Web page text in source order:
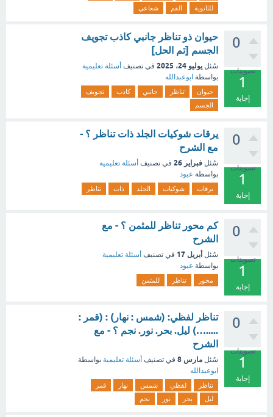
للثانوية
الفم شعاعي
0
تصويتات
1
إجابة
حيوان ذو تناظر جانبي كاذب تجويف
الجسم [تم الحل]
سُئل يوليو 24، 2025 في تصنيف أسئلة تعليمية
بواسطة ابوعبدالله
حيوان تناظر جانبي كاذب
تجويف
الجسم
0
تصويتات
1
إجابة
يرقات شوكيات الجلد ذات تناظر ؟ -
مع الشرح
سُئل فبراير 26 في تصنيف أسئلة تعليمية
بواسطة عبود
يرقات شوكيات الجلد ذات تناظر
0
تصويتات
1
إجابة
كم محور تناظر للمثمن ؟ - مع
الشرح
سُئل أبريل 17 في تصنيف أسئلة تعليمية
بواسطة عبود
محور تناظر للمثمن
0
تصويتات
1
إجابة
تناظر لفظي: (شمس : نهار) : (قمر :
.....…) ليل. بحر. نور. نجم ؟ - مع
الشرح
سُئل مارس 8 في تصنيف أسئلة تعليمية بواسطة
ابوعبدالله
تناظر لفظي شمس نهار
قمر
ليل
بحر نور نجم